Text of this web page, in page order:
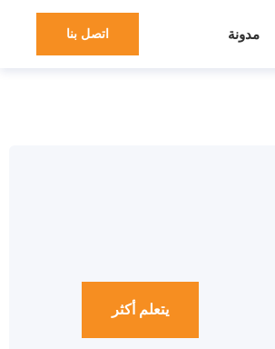
مدونة اتصل بنا
يتعلم أكثر